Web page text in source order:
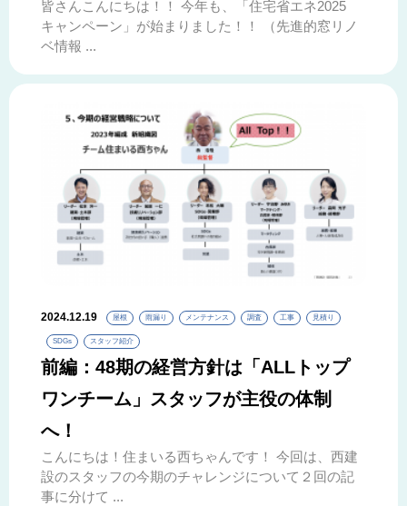
皆さんこんにちは！！ 今年も、「住宅省エネ2025
キャンペーン」が始まりました！！ （先進的窓リノ
ベ情報 ...
2024.12.19 屋根 雨漏り メンテナンス 調査 工事 見積り
SDGs スタッフ紹介
前編：48期の経営方針は「ALLトップ
ワンチーム」スタッフが主役の体制
へ！
こんにちは！住まいる西ちゃんです！ 今回は、西建
設のスタッフの今期のチャレンジについて２回の記
事に分けて ...